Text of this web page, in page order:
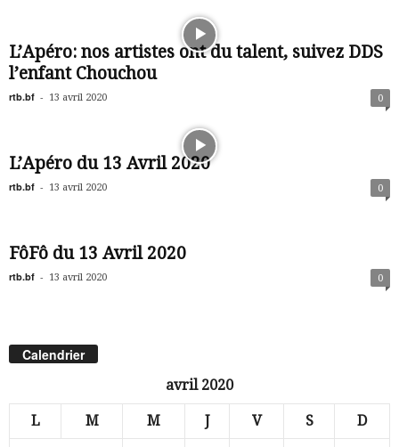
L’Apéro: nos artistes ont du talent, suivez DDS
l’enfant Chouchou
rtb.bf - 13 avril 2020 0
L’Apéro du 13 Avril 2020
rtb.bf - 13 avril 2020 0
FôFô du 13 Avril 2020
rtb.bf - 13 avril 2020 0
Calendrier
avril 2020
L M M J V S D